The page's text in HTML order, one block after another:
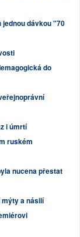
jednou dávkou "70
do
i úmrtí
ruském
nucena přestat
a násilí